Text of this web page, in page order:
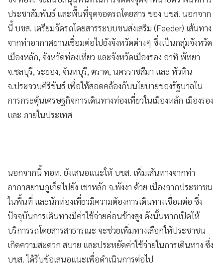
ชุมชน-คุณภาพชีวิต
•
อาชญากรรม
Motoring
• เกม
• วิทยาศาสตร์
• SMEs
• หุ้น
• อินโดจีน
• ญี่ปุ่น
• News1
• Gotomanager
ประชาสัมพันธ์ และพื้นที่จุดจอดรถโดยสาร ของ บขส. นอกจาก
นี้ บขส. เตรียมจัดรถโดยสารระบบขนส่งเสริม (Feeder) เส้นทาง
จากท่าอากาศยานเชื่อมต่อไปยังจังหวัดต่างๆ ซึ่งเป็นกลุ่มจังหวัด
เมืองหลัก, จังหวัดท่องเที่ยว และจังหวัดเมืองรอง อาทิ พัทยา
จ.ชลบุรี, ระยอง, จันทบุรี, ตราด, นครราชสีมา และ หัวหิน
จ.ประจวบคีรีขันธ์ เพื่อให้สอดคล้องกับนโยบายของรัฐบาลใน
การกระตุ้นเศรษฐกิจการเดินทางท่องเที่ยวในเมืองหลัก เมืองรอง
และ ภายในประเทศ
นอกจากนี้ ทอท. ยังเสนอแนะให้ บขส. เพิ่มเส้นทางจากท่า
อากาศยานภูเก็ตไปยัง เขาหลัก จ.พังงา ด้วย เนื่องจากประชาชน
ในพื้นที่ และนักท่องเที่ยวมีความต้องการเดินทางเชื่อมต่อ ซึ่ง
ปัจจุบันการเดินทางมีค่าใช้จ่ายค่อนข้างสูง ดังนั้นหากเปิดให้
บริการรถโดยสารสาธารณะ จะช่วยเพิ่มทางเลือกให้ประชาชน
เกิดความสะดวก สบาย และประหยัดค่าใช้จ่ายในการเดินทาง ซึ่ง
บขส. ได้รับข้อเสนอแนะเพื่อดำเนินการต่อไป